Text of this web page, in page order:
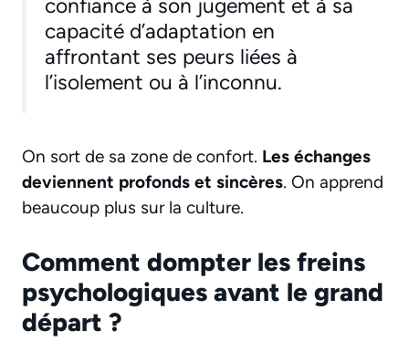
confiance à son jugement et à sa
capacité d’adaptation en
affrontant ses peurs liées à
l’isolement ou à l’inconnu.
On sort de sa zone de confort. Les échanges
deviennent profonds et sincères. On apprend
beaucoup plus sur la culture.
Comment dompter les freins
psychologiques avant le grand
départ ?